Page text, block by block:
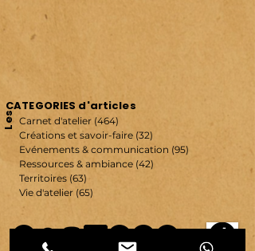
Carnet d'atelier (464)
Créations et savoir-faire (32)
Evénements & communication (95)
Ressources & ambiance (42)
Territoires (63)
Vie d'atelier (65)
Les
CATEGORIES d'articles